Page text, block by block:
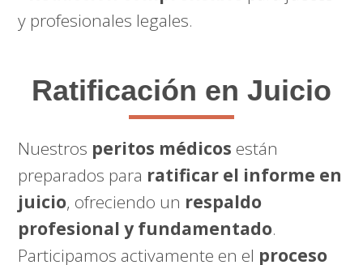
y profesionales legales.
Ratificación en Juicio
Nuestros peritos médicos están
preparados para ratificar el informe en
juicio, ofreciendo un respaldo
profesional y fundamentado.
Participamos activamente en el proceso